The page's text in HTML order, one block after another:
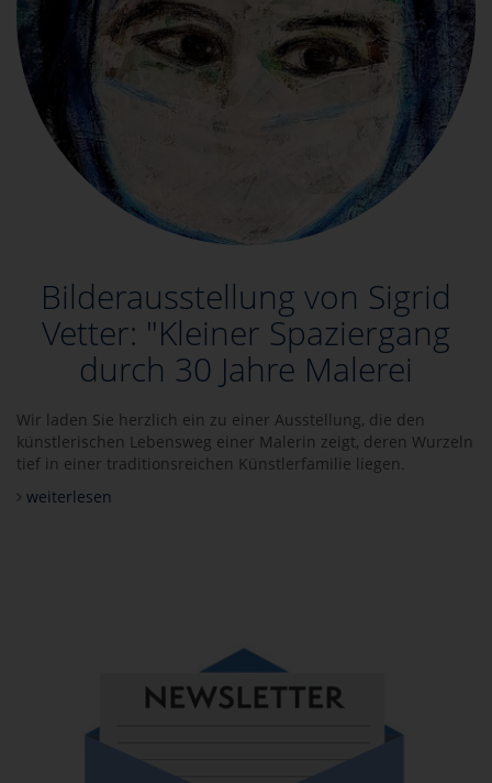
Bilderausstellung von Sigrid
Vetter: "Kleiner Spaziergang
durch 30 Jahre Malerei
Wir laden Sie herzlich ein zu einer Ausstellung, die den
künstlerischen Lebensweg einer Malerin zeigt, deren Wurzeln
tief in einer traditionsreichen Künstlerfamilie liegen.
weiterlesen